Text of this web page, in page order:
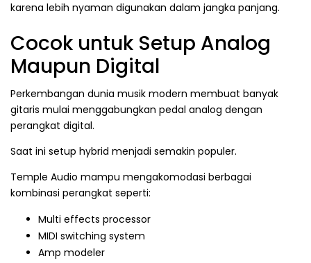
karena lebih nyaman digunakan dalam jangka panjang.
Cocok untuk Setup Analog
Maupun Digital
Perkembangan dunia musik modern membuat banyak
gitaris mulai menggabungkan pedal analog dengan
perangkat digital.
Saat ini setup hybrid menjadi semakin populer.
Temple Audio mampu mengakomodasi berbagai
kombinasi perangkat seperti:
Multi effects processor
MIDI switching system
Amp modeler